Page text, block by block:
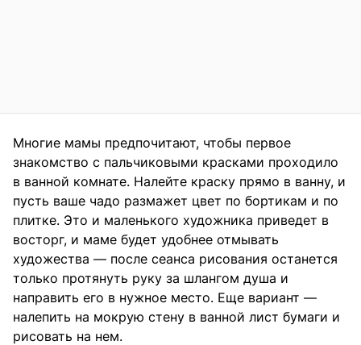
Многие мамы предпочитают, чтобы первое
знакомство с пальчиковыми красками проходило
в ванной комнате. Налейте краску прямо в ванну, и
пусть ваше чадо размажет цвет по бортикам и по
плитке. Это и маленького художника приведет в
восторг, и маме будет удобнее отмывать
художества — после сеанса рисования останется
только протянуть руку за шлангом душа и
направить его в нужное место. Еще вариант —
налепить на мокрую стену в ванной лист бумаги и
рисовать на нем.